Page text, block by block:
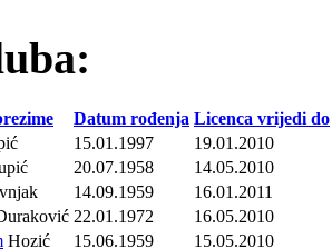
Datum rođenja Licenca vrijedi do
15.01.1997
19.01.2010
20.07.1958
14.05.2010
14.09.1959
16.01.2011
22.01.1972
16.05.2010
Hozić 15.06.1959
15.05.2010